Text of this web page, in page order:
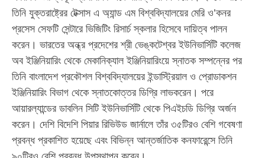
তিনি যুক্তরাষ্ট্রের টেক্সাস এ অ্যান্ড এম বিশ্ববিদ্যালয়ের মেরি ও’কনর
প্রসেস সেফটি সেন্টারে ভিজিটিং রিসার্চ স্কলার হিসেবে দায়িত্ব পালন
করেন। ভারতের অন্ধ্র প্রদেশের শ্রী ভেঙ্কটেশ্বর ইউনিভার্সিটি কলেজ
অব ইঞ্জিনিয়ারিং থেকে মেকানিক্যাল ইঞ্জিনিয়ারিংয়ে স্নাতক সম্পন্নের পর
তিনি বাংলাদেশ প্রকৌশল বিশ্ববিদ্যালয়ের ইন্ডাস্ট্রিয়াল ও প্রোডাকশন
ইঞ্জিনিয়ারিং বিভাগ থেকে স্নাতকোত্তর ডিগ্রি লাভকরেন। পরে
আয়ারল্যান্ডের ডাবলিন সিটি ইউনিভার্সিটি থেকে পিএইচডি ডিগ্রি অর্জন
করেন। দেশি বিদেশি পিয়ার রিভিউড জার্নালে তাঁর ৩৫টিরও বেশি গবেষণা
প্রবন্ধ প্রকাশিত হয়েছে এবং বিভিন্ন আন্তর্জাতিক কনফারেন্সে তিনি